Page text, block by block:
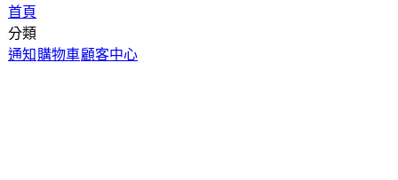
首頁
分類
通知 購物車顧客中心